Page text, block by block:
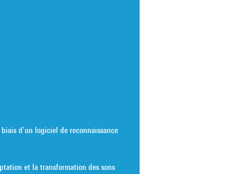
d’un logiciel de reconnaissance
et la transformation des sons